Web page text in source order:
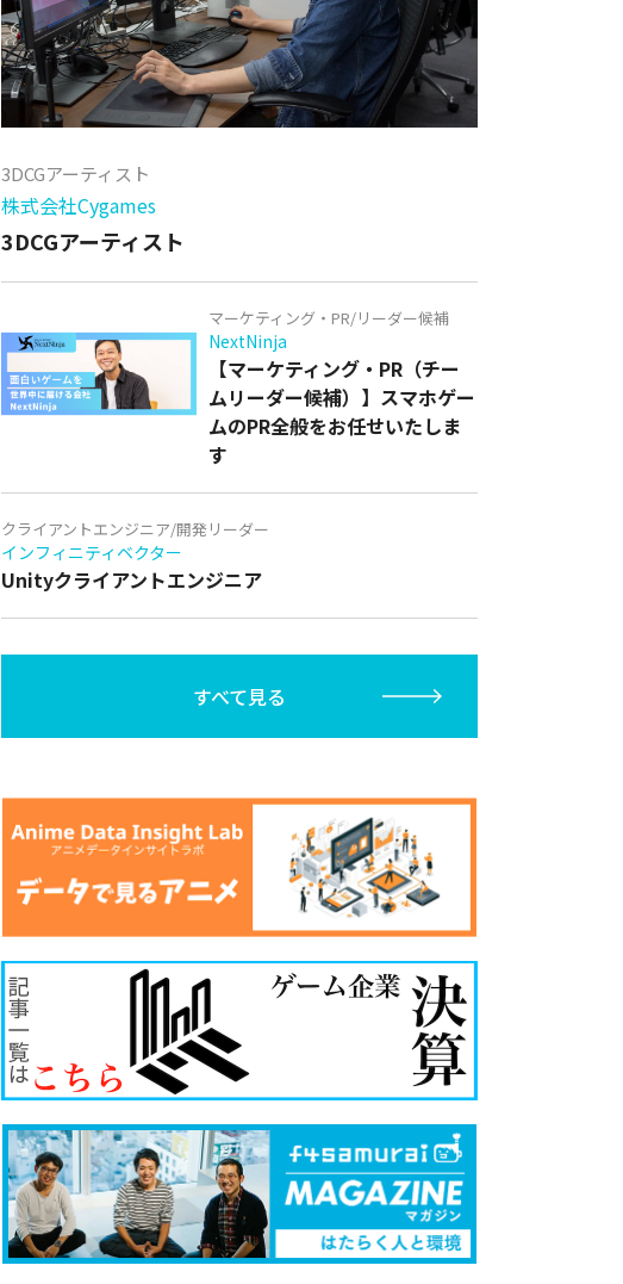
3DCGアーティスト
株式会社Cygames
3DCGアーティスト
マーケティング・PR/リーダー候補
NextNinja
【マーケティング・PR（チー
ムリーダー候補）】スマホゲー
ムのPR全般をお任せいたしま
す
クライアントエンジニア/開発リーダー
インフィニティベクター
Unityクライアントエンジニア
すべて見る